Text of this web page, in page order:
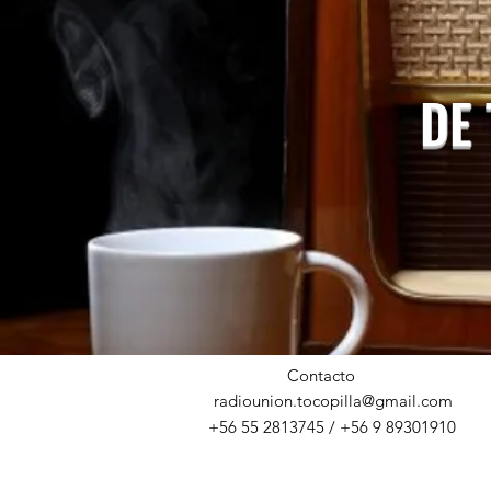
DE
Contacto
radiounion.tocopilla@gmail.com
+56 55 2813745 / +56 9 89301910